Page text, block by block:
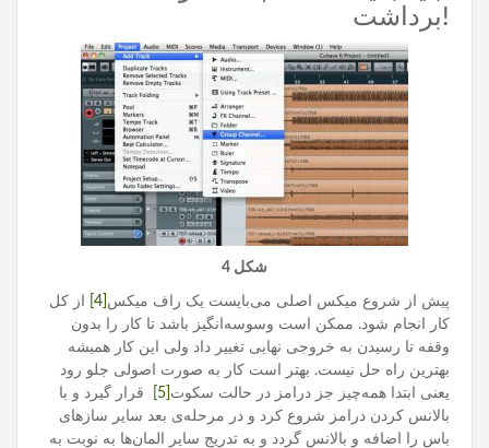
برداشت!
شکل 4
پیش از شروع میکس اصلی می‌بایست یک راف میکس
از کل
کار انجام شود. ممکن است وسوسه‌انگیز باشد تا کار را بدون
وقفه تا رسیدن به خروجی نهایی تغییر داد ولی این کار همیشه
بهترین راه حل نیست. بهتر است کار به صورت اصولی جلو رود
یعنی ابتدا همه‌چیز جز درامز در حالت سکوت
قرار گیرد و با
بالانس کردن درامز شروع کرد و در مرحله‌ی بعد سایر سازهای
باس را اضافه و بالانس گردد و به تدریج سایر المان‌ها به نوبت به